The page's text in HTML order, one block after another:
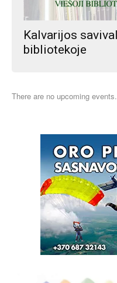
Kalvarijos
bibliotekoje
There are no upcoming events.